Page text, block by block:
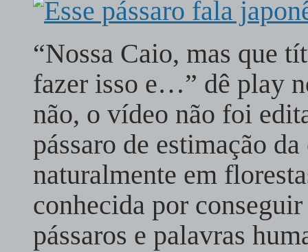
“Nossa Caio, mas que
fazer isso e…” dê play
não, o vídeo não foi
pássaro de estimação
naturalmente em
conhecida por
pássaros e palavras